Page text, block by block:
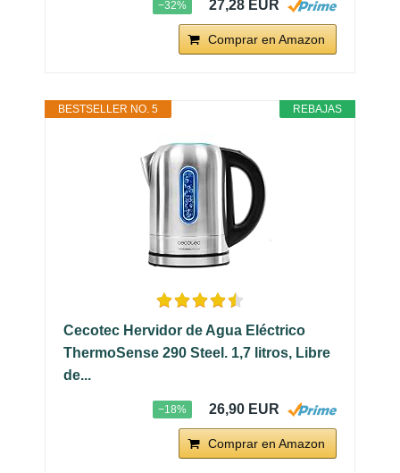
−32% 27,28 EUR
Comprar en Amazon
REBAJAS
BESTSELLER NO. 5
Cecotec Hervidor de Agua Eléctrico
ThermoSense 290 Steel. 1,7 litros, Libre
de...
−18% 26,90 EUR
Comprar en Amazon